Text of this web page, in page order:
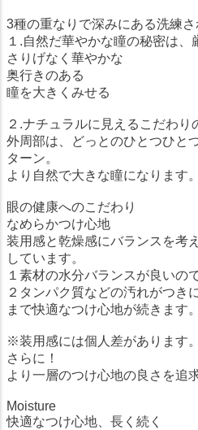
3種の重なりで深みにある洗練
１.自然だ華やかな瞳の秘密は、
さりげなく華やかな
奥行きのある
瞳を大きくみせる
２.ナチュラルに見えるこだわり
外周部は、どっとのひとつひと
ターン。
より自然で大きな瞳になります。
眼の健康へのこだわり
なめらかつけ心地
装用感と乾燥感にバランスを考
しています。
１素材の水分バランスが良いの
２タンパク質などの汚れがつき
まで快適なつけ心地が続きます。
※装用感には個人差があります。
さらに！
より一層のつけ心地の良さを追
Moisture
快適なつけ心地、長く続く